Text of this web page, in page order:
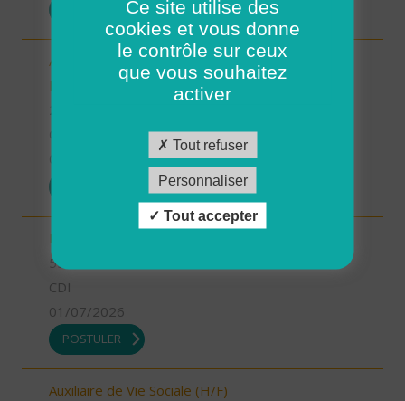
Aide-Soignant(e) à Domicile PLOUGASTEL-
DAOULAS CDD 80% (H/F)
INFIRMIER COORDINATEUR (H/F)
55 - Meuse
CDI
01/07/2026
POSTULER
Auxiliaire de Vie Sociale (H/F)
Ce site utilise des
cookies et vous donne
le contrôle sur ceux
que vous souhaitez
activer
Tout refuser
Personnaliser
Tout accepter